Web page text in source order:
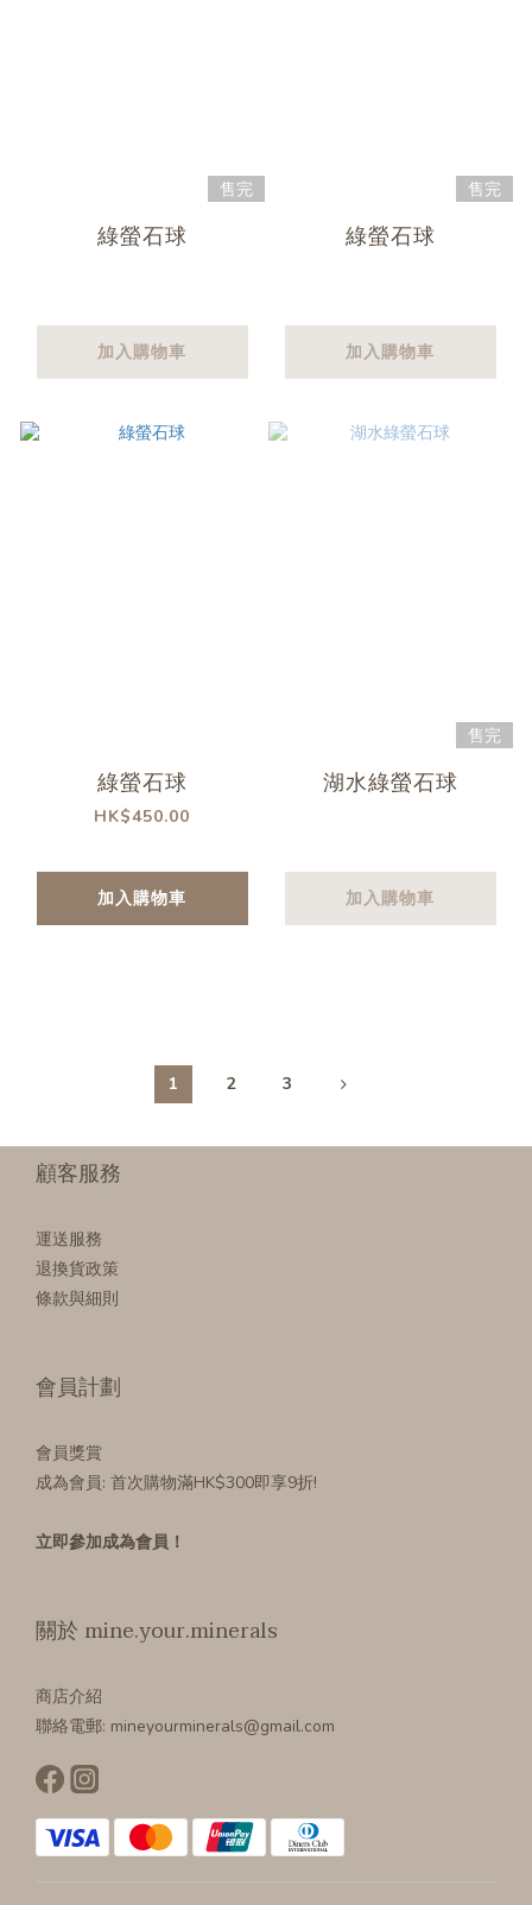
售完
綠螢石球
加入購物車
售完
綠螢石球
加入購物車
綠螢石球
HK$450.00
加入購物車
售完
湖水綠螢石球
加入購物車
1 2 3
顧客服務
運送服務
退換貨政策
條款與細則
會員計劃
會員獎賞
成為會員: 首次購物滿HK$300即享9折!
立即參加成為會員！
關於 mine.your.minerals
商店介紹
聯絡電郵: mineyourminerals@gmail.com